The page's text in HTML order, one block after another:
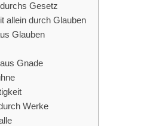
Gesetz
allein durch Glauben
Glauben
Gnade
Werke